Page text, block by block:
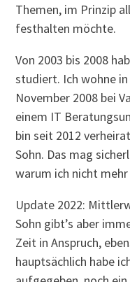
Themen, im Prinzip
festhalten möchte.
Von 2003 bis 2008
studiert. Ich wohne
November 2008 bei
einem IT
bin seit 2012
Sohn. Das mag
warum ich nicht
Update 2022:
Sohn gibt’s aber
Zeit in Anspruch,
hauptsächlich habe